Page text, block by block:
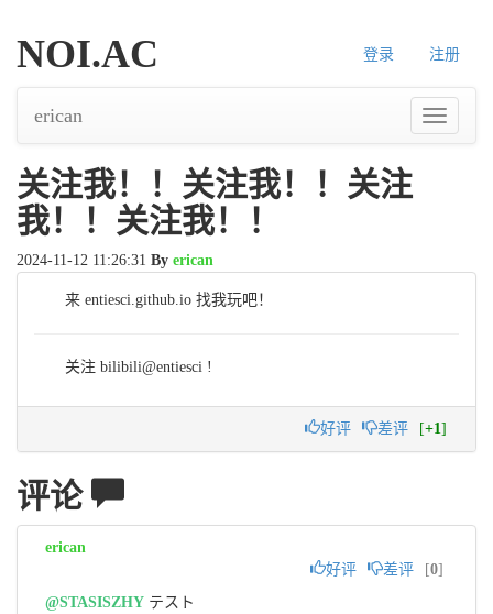
登录 注册
NOI.AC
导
航
erican
关注我！！关注我！！关注
我！！关注我！！
2024-11-12 11:26:31 By erican
来 entiesci.github.io 找我玩吧！
关注 bilibili@entiesci !
好评 差评 [+1]
评论
erican
好评
差评 [0]
@STASISZHY テスト